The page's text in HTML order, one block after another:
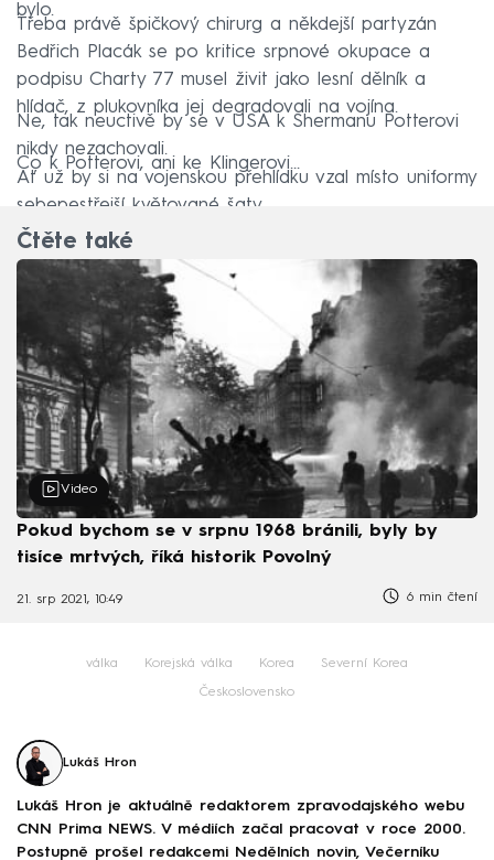
bylo.
Třeba právě špičkový chirurg a někdejší partyzán
Bedřich Placák se po kritice srpnové okupace a
podpisu Charty 77 musel živit jako lesní dělník a
hlídač, z plukovníka jej degradovali na vojína.
Ne, tak neuctivě by se v USA k Shermanu Potterovi
nikdy nezachovali.
Co k Potterovi, ani ke Klingerovi…
Ať už by si na vojenskou přehlídku vzal místo uniformy
sebepestřejší květované šaty.
Čtěte také
Video
Pokud bychom se v srpnu 1968 bránili, byly by
tisíce mrtvých, říká historik Povolný
21. srp 2021, 10:49 6 min čtení
válka Korejská válka Korea Severní Korea
Československo
Lukáš Hron
Lukáš Hron je aktuálně redaktorem zpravodajského webu
CNN Prima NEWS. V médiích začal pracovat v roce 2000.
Postupně prošel redakcemi Nedělních novin, Večerníku